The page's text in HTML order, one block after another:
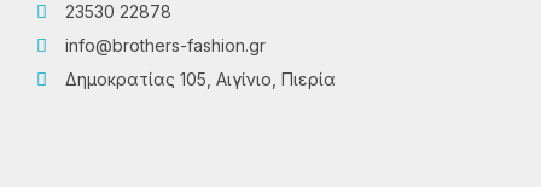
23530 22878
info@brothers-fashion.gr
Δημοκρατίας 105, Αιγίνιο, Πιερία